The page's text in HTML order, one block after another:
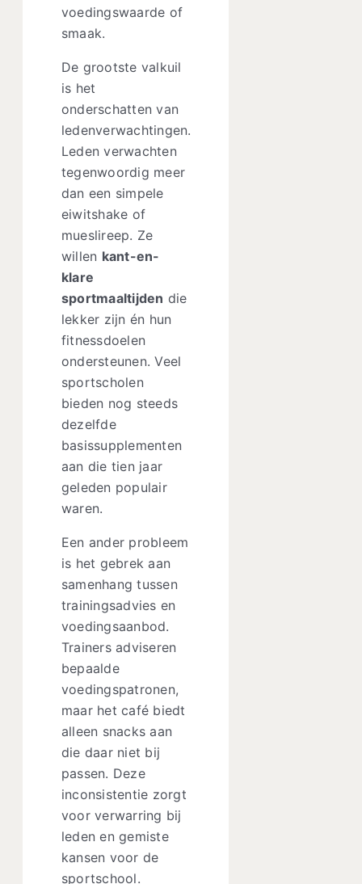
voedingswaarde of
smaak.
De grootste valkuil
is het
onderschatten van
ledenverwachtingen.
Leden verwachten
tegenwoordig meer
dan een simpele
eiwitshake of
mueslireep. Ze
willen kant-en-
klare
sportmaaltijden die
lekker zijn én hun
fitnessdoelen
ondersteunen. Veel
sportscholen
bieden nog steeds
dezelfde
basissupplementen
aan die tien jaar
geleden populair
waren.
Een ander probleem
is het gebrek aan
samenhang tussen
trainingsadvies en
voedingsaanbod.
Trainers adviseren
bepaalde
voedingspatronen,
maar het café biedt
alleen snacks aan
die daar niet bij
passen. Deze
inconsistentie zorgt
voor verwarring bij
leden en gemiste
kansen voor de
sportschool.